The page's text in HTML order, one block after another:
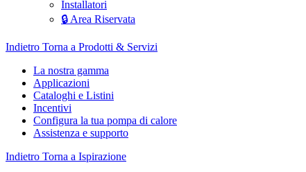
Installatori
🔒 Area Riservata
Indietro Torna a Prodotti & Servizi
La nostra gamma
Applicazioni
Cataloghi e Listini
Incentivi
Configura la tua pompa di calore
Assistenza e supporto
Indietro Torna a Ispirazione